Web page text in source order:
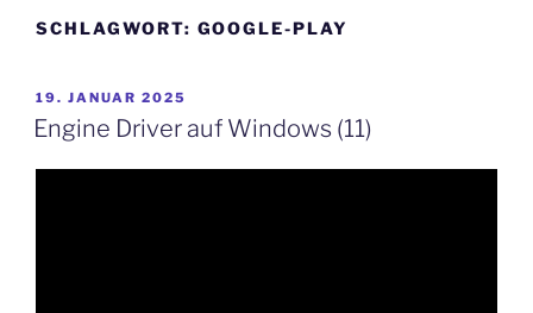
SCHLAGWORT: GOOGLE-PLAY
VERÖFFENTLICHT
AM
19. JANUAR 2025
Engine Driver auf Windows (11)